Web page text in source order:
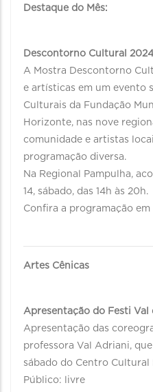
Destaque do Mês:
Descontorno Cultural 2024
A Mostra Descontorno
e artísticas em um evento
Culturais da Fundação
Horizonte, nas nove
comunidade e artistas
programação diversa.
Na Regional Pampulha,
14, sábado, das 14h às 20h.
Confira a programação
Artes Cênicas
Apresentação do Festi Val
Apresentação das
professora Val Adriani,
sábado do Centro Cultural
Público: livre